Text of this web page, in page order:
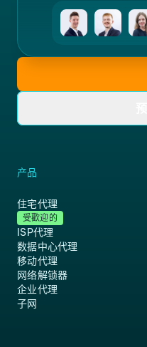
产品
住宅代理
受歡迎的
ISP代理
数据中心代理
移动代理
网络解锁器
企业代理
子网